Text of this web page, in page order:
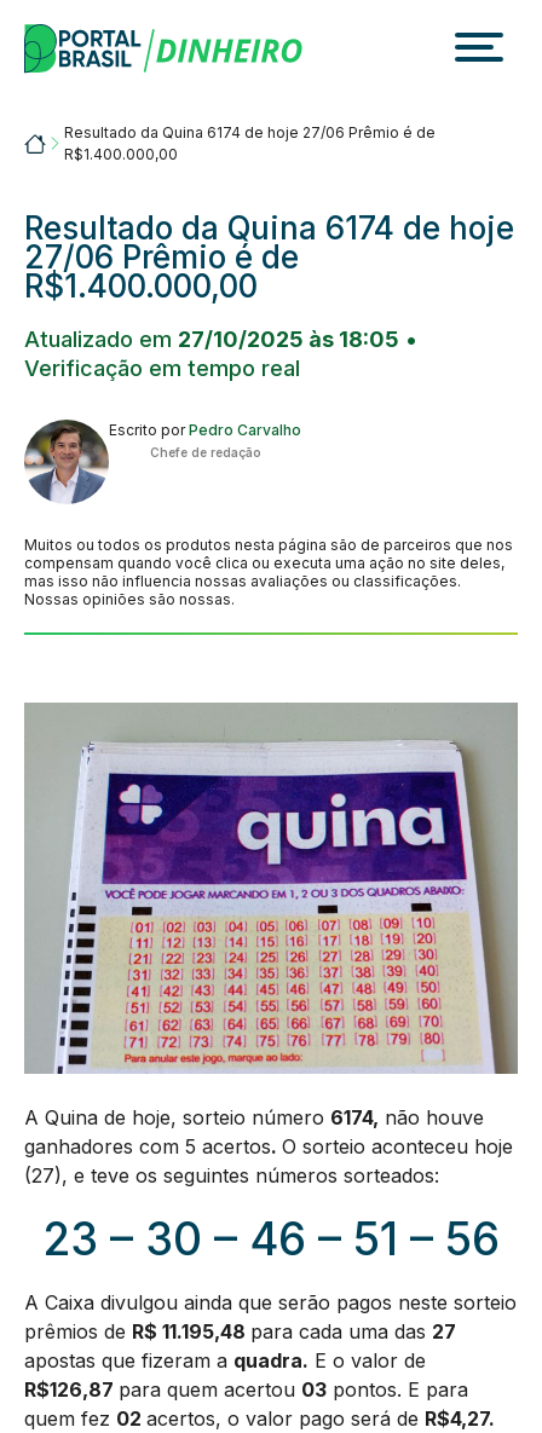
content
Portalbrasil
Resultado da Quina 6174 de hoje 27/06 Prêmio é de
R$1.400.000,00
Resultado da Quina 6174 de hoje
27/06 Prêmio é de
R$1.400.000,00
Atualizado em 27/10/2025 às 18:05 •
Verificação em tempo real
Escrito porPedro Carvalho
Chefe de redação
Muitos ou todos os produtos nesta página são de parceiros que nos
compensam quando você clica ou executa uma ação no site deles,
mas isso não influencia nossas avaliações ou classificações.
Nossas opiniões são nossas.
A Quina de hoje, sorteio número 6174, não houve
ganhadores com 5 acertos. O sorteio aconteceu hoje
(27), e teve os seguintes números sorteados:
23 – 30 – 46 – 51 – 56
A Caixa divulgou ainda que serão pagos neste sorteio
prêmios de R$ 11.195,48 para cada uma das 27
apostas que fizeram a quadra. E o valor de
R$126,87 para quem acertou 03 pontos. E para
quem fez 02 acertos, o valor pago será de R$4,27.